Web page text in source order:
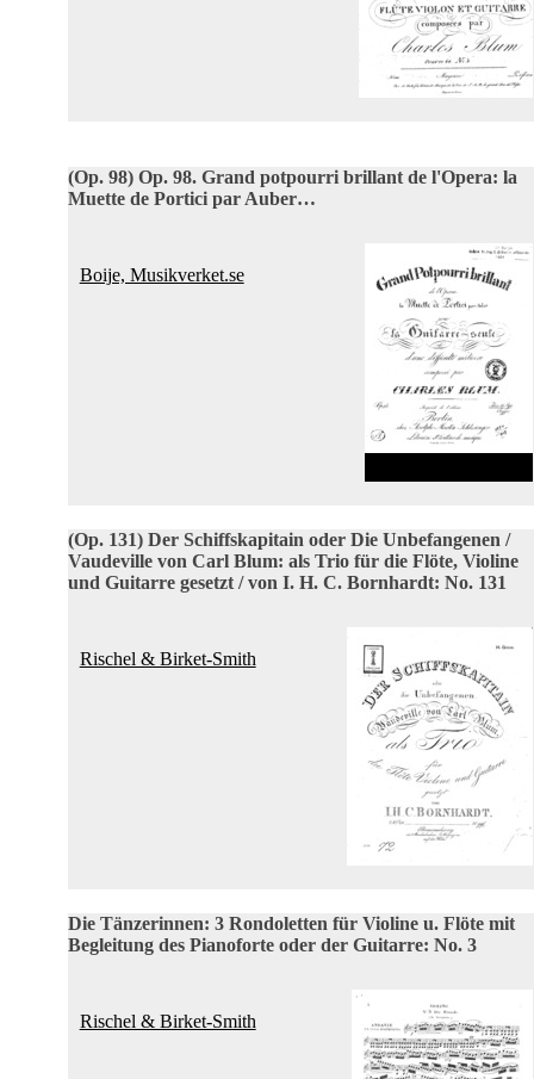
(Op. 98) Op. 98. Grand potpourri brillant de l'Opera: la
Muette de Portici par Auber…
Boije, Musikverket.se
(Op. 131) Der Schiffskapitain oder Die Unbefangenen /
Vaudeville von Carl Blum: als Trio für die Flöte, Violine
und Guitarre gesetzt / von I. H. C. Bornhardt: No. 131
Rischel & Birket-Smith
Die Tänzerinnen: 3 Rondoletten für Violine u. Flöte mit
Begleitung des Pianoforte oder der Guitarre: No. 3
Rischel & Birket-Smith